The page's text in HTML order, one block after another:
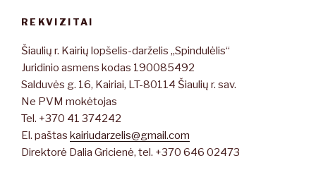
REKVIZITAI
Šiaulių r. Kairių lopšelis-darželis „Spindulėlis“
Juridinio asmens kodas 190085492
Salduvės g. 16, Kairiai, LT-80114 Šiaulių r. sav.
Ne PVM mokėtojas
Tel. +370 41 374242
El. paštas kairiudarzelis@gmail.com
Direktorė Dalia Gricienė, tel. +370 646 02473